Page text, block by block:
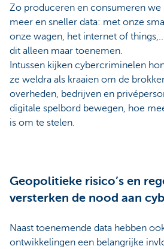
Zo produceren en consumeren we
meer en sneller data: met onze
onze wagen, het internet of
dit alleen maar toenemen.
Intussen kijken cybercriminelen
ze weldra als kraaien om de
overheden, bedrijven en
digitale spelbord bewegen, hoe
is om te stelen.
Geopolitieke risico’s en
versterken de nood aan
Naast toenemende data hebben
ontwikkelingen een belangrijke